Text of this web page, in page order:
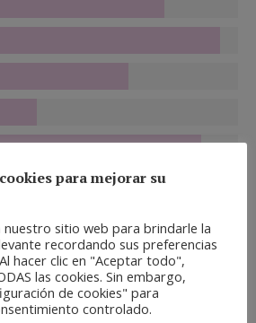
theme.com
para mejorar su
nuestro sitio web para brindarle la
recordando sus preferencias
hacer clic en "Aceptar todo",
las cookies. Sin embargo,
de cookies" para
controlado.